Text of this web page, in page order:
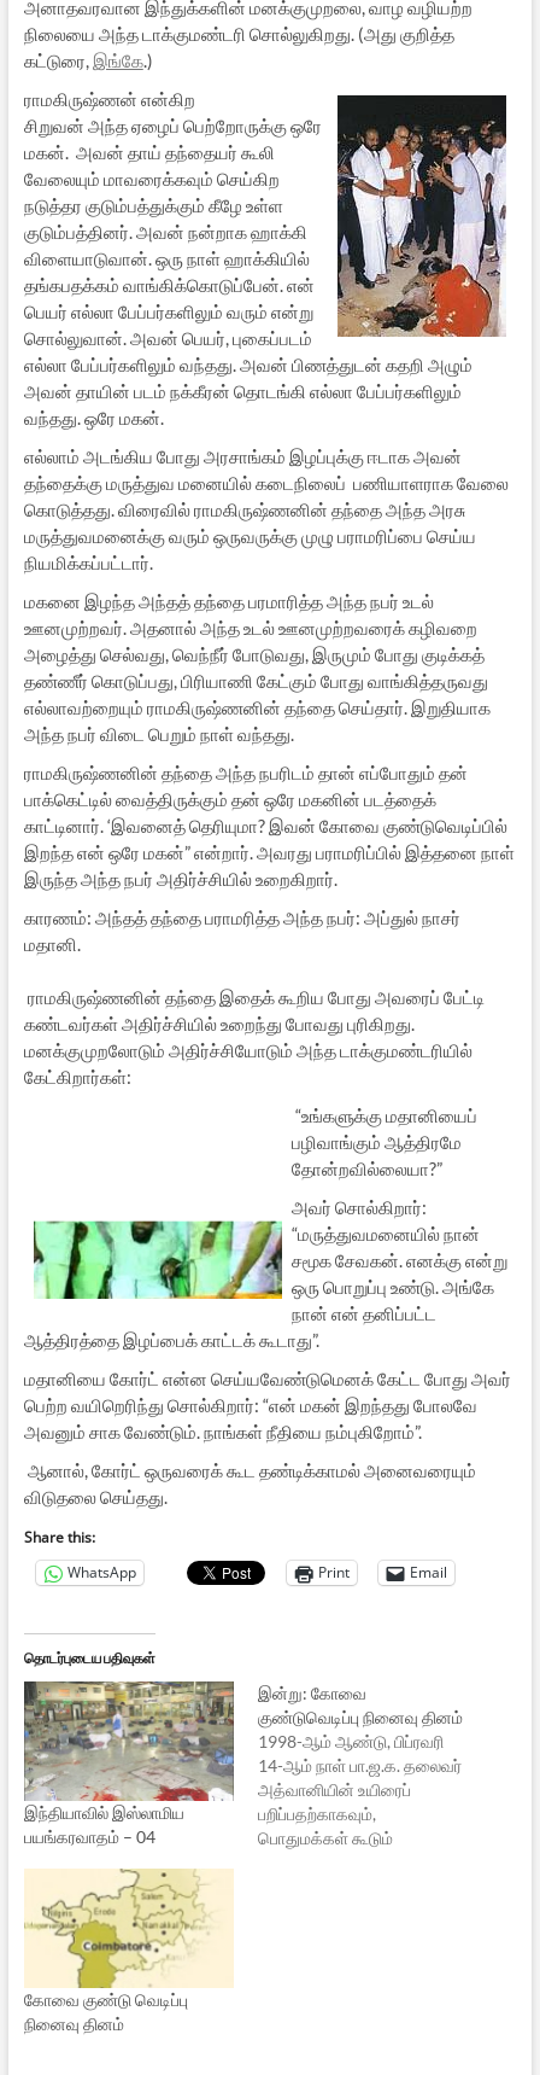
அனாதவரவான இந்துக்களின் மனக்குமுறலை, வாழ வழியற்ற
நிலையை அந்த டாக்குமண்டரி சொல்லுகிறது. (அது குறித்த
கட்டுரை, இங்கே.)
ராமகிருஷ்ணன் என்கிற
சிறுவன் அந்த ஏழைப் பெற்றோருக்கு ஒரே
மகன். அவன் தாய் தந்தையர் கூலி
வேலையும் மாவரைக்கவும் செய்கிற
நடுத்தர குடும்பத்துக்கும் கீழே உள்ள
குடும்பத்தினர். அவன் நன்றாக ஹாக்கி
விளையாடுவான். ஒரு நாள் ஹாக்கியில்
தங்கபதக்கம் வாங்கிக்கொடுப்பேன். என்
பெயர் எல்லா பேப்பர்களிலும் வரும் என்று
சொல்லுவான். அவன் பெயர், புகைப்படம்
எல்லா பேப்பர்களிலும் வந்தது. அவன் பிணத்துடன் கதறி அழும்
அவன் தாயின் படம் நக்கீரன் தொடங்கி எல்லா பேப்பர்களிலும்
வந்தது. ஒரே மகன்.
எல்லாம் அடங்கிய போது அரசாங்கம் இழப்புக்கு ஈடாக அவன்
தந்தைக்கு மருத்துவ மனையில் கடைநிலைப் பணியாளராக வேலை
கொடுத்தது. விரைவில் ராமகிருஷ்ணனின் தந்தை அந்த அரசு
மருத்துவமனைக்கு வரும் ஒருவருக்கு முழு பராமரிப்பை செய்ய
நியமிக்கப்பட்டார்.
மகனை இழந்த அந்தத் தந்தை பரமாரித்த அந்த நபர் உடல்
ஊனமுற்றவர். அதனால் அந்த உடல் ஊனமுற்றவரைக் கழிவறை
அழைத்து செல்வது, வெந்நீர் போடுவது, இருமும் போது குடிக்கத்
தண்ணீர் கொடுப்பது, பிரியாணி கேட்கும் போது வாங்கித்தருவது
எல்லாவற்றையும் ராமகிருஷ்ணனின் தந்தை செய்தார். இறுதியாக
அந்த நபர் விடை பெறும் நாள் வந்தது.
ராமகிருஷ்ணனின் தந்தை அந்த நபரிடம் தான் எப்போதும் தன்
பாக்கெட்டில் வைத்திருக்கும் தன் ஒரே மகனின் படத்தைக்
காட்டினார். ‘இவனைத் தெரியுமா? இவன் கோவை குண்டுவெடிப்பில்
இறந்த என் ஒரே மகன்” என்றார். அவரது பராமரிப்பில் இத்தனை நாள்
இருந்த அந்த நபர் அதிர்ச்சியில் உறைகிறார்.
காரணம்: அந்தத் தந்தை பராமரித்த அந்த நபர்: அப்துல் நாசர்
மதானி.
ராமகிருஷ்ணனின் தந்தை இதைக் கூறிய போது அவரைப் பேட்டி
கண்டவர்கள் அதிர்ச்சியில் உறைந்து போவது புரிகிறது.
மனக்குமுறலோடும் அதிர்ச்சியோடும் அந்த டாக்குமண்டரியில்
கேட்கிறார்கள்:
“உங்களுக்கு மதானியைப்
பழிவாங்கும் ஆத்திரமே
தோன்றவில்லையா?”
அவர் சொல்கிறார்:
“மருத்துவமனையில் நான்
சமூக சேவகன். எனக்கு என்று
ஒரு பொறுப்பு உண்டு. அங்கே
நான் என் தனிப்பட்ட
ஆத்திரத்தை இழப்பைக் காட்டக் கூடாது”.
மதானியை கோர்ட் என்ன செய்யவேண்டுமெனக் கேட்ட போது அவர்
பெற்ற வயிறெரிந்து சொல்கிறார்: “என் மகன் இறந்தது போலவே
அவனும் சாக வேண்டும். நாங்கள் நீதியை நம்புகிறோம்”.
ஆனால், கோர்ட் ஒருவரைக் கூட தண்டிக்காமல் அனைவரையும்
விடுதலை செய்தது.
Share this:
WhatsApp
Print Email
தொடர்புடைய பதிவுகள்
இந்தியாவில் இஸ்லாமிய
பயங்கரவாதம் – 04
இன்று: கோவை
குண்டுவெடிப்பு நினைவு தினம்
1998-ஆம் ஆண்டு, பிப்ரவரி
14-ஆம் நாள் பா.ஜ.க. தலைவர்
அத்வானியின் உயிரைப்
பறிப்பதற்காகவும்,
பொதுமக்கள் கூடும்
கோவை குண்டு வெடிப்பு
நினைவு தினம்